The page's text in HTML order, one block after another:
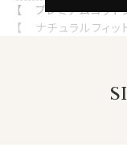
【 プレミアムコッ
【 ナチュラルフィ
アメリカ産の超長
た80番手双糸のピ